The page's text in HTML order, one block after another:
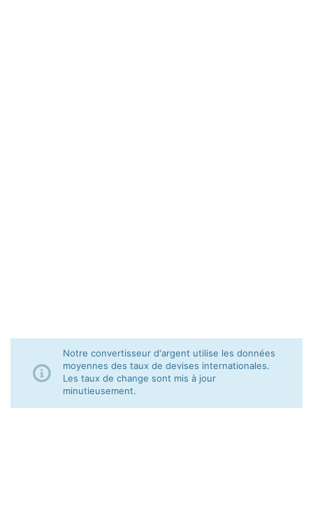
Notre convertisseur d'argent utilise les données
moyennes des taux de devises internationales.
Les taux de change sont mis à jour
minutieusement.